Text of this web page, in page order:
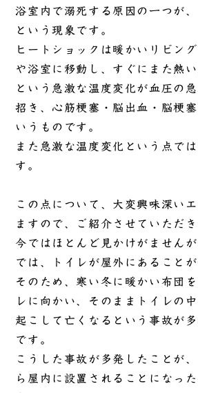
浴室内で溺死する原因の一つが
という現象です。
ヒートショックは暖かいリビン
や浴室に移動し、すぐにまた熱
という急激な温度変化が血圧の
招き、心筋梗塞・脳出血・脳梗
いうものです。
また急激な温度変化という点で
す。
この点について、大変興味深い
ますので、ご紹介させていただき
今ではほとんど見かけがません
では、トイレが屋外にあることが
そのため、寒い冬に暖かい布団
レに向かい、そのままトイレの
起こして亡くなるという事故が
です。
こうした事故が多発したことが
ら屋内に設置されることになっ